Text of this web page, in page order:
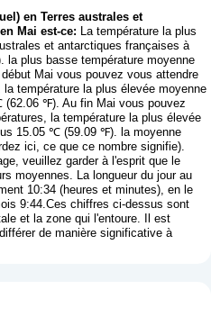
en Terres australes et
Mai est-ce: La température la plus
et antarctiques françaises à
plus basse température moyenne
Mai vous pouvez vous attendre
température la plus élevée moyenne
℉). Au fin Mai vous pouvez
la température la plus élevée
15.05 ℃ (59.09 ℉). la moyenne
ici, ce que ce nombre signifie).
veuillez garder à l'esprit que le
moyennes. La longueur du jour au
10:34 (heures et minutes), en le
9:44.Ces chiffres ci-dessus sont
et la zone qui l'entoure. Il est
de manière significative à